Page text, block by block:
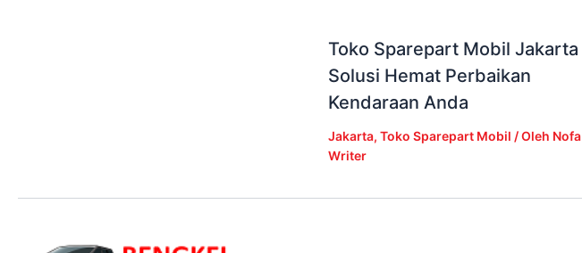
Toko Sparepart Mobil Jakarta
Solusi Hemat Perbaikan
Kendaraan Anda
Jakarta, Toko Sparepart Mobil / Oleh Nofa
Writer